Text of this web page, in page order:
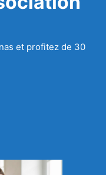
et profitez de 30